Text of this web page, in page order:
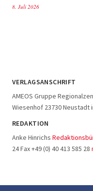
8. Juli 2026
VERLAGSANSCHRIFT
AMEOS Gruppe
Wiesenhof 23730 Neustadt
REDAKTION
Anke Hinrichs
24 Fax +49 (0) 40 413 585 28